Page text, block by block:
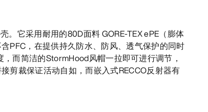
。它采用耐用的80D面料 GORE-TEX ePE（膨体
PFC，在提供持久防水、防风、透气保护的同时
而简洁的StormHood风帽一拉即可进行调节，
剪裁保证活动自如，而嵌入式RECCO反射器有